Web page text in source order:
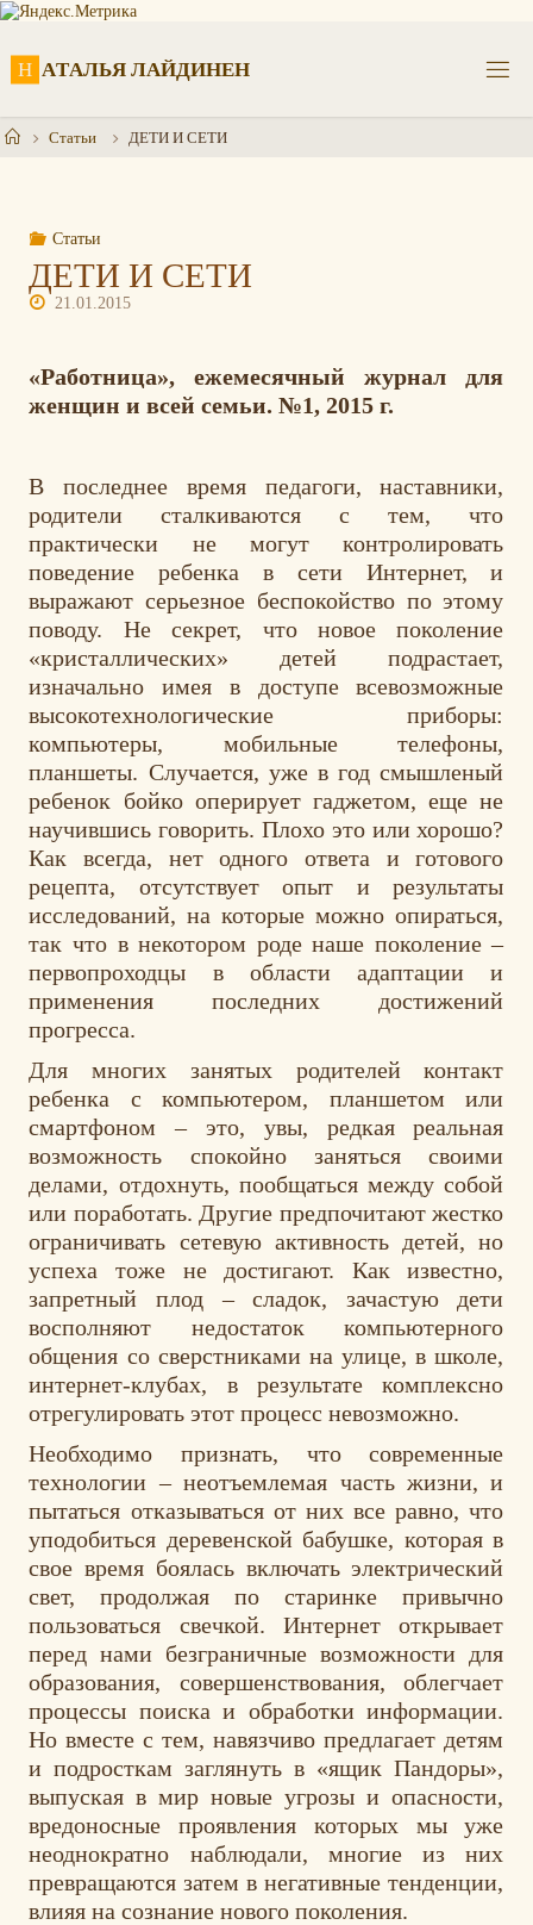
Перейти
Н АТАЛЬЯ ЛАЙДИНЕН
ГлавнаяСтатьи ДЕТИ И СЕТИ
Статьи
ДЕТИ И СЕТИ
21.01.2015
«Работница», ежемесячный журнал для
женщин и всей семьи. №1, 2015 г.
В последнее время педагоги, наставники,
родители сталкиваются с тем, что
практически не могут контролировать
поведение ребенка в сети Интернет, и
выражают серьезное беспокойство по этому
поводу. Не секрет, что новое поколение
«кристаллических» детей подрастает,
изначально имея в доступе всевозможные
высокотехнологические приборы:
компьютеры, мобильные телефоны,
планшеты. Случается, уже в год смышленый
ребенок бойко оперирует гаджетом, еще не
научившись говорить. Плохо это или хорошо?
Как всегда, нет одного ответа и готового
рецепта, отсутствует опыт и результаты
исследований, на которые можно опираться,
так что в некотором роде наше поколение –
первопроходцы в области адаптации и
применения последних достижений
прогресса.
Для многих занятых родителей контакт
ребенка с компьютером, планшетом или
смартфоном – это, увы, редкая реальная
возможность спокойно заняться своими
делами, отдохнуть, пообщаться между собой
или поработать. Другие предпочитают жестко
ограничивать сетевую активность детей, но
успеха тоже не достигают. Как известно,
запретный плод – сладок, зачастую дети
восполняют недостаток компьютерного
общения со сверстниками на улице, в школе,
интернет-клубах, в результате комплексно
отрегулировать этот процесс невозможно.
Необходимо признать, что современные
технологии – неотъемлемая часть жизни, и
пытаться отказываться от них все равно, что
уподобиться деревенской бабушке, которая в
свое время боялась включать электрический
свет, продолжая по старинке привычно
пользоваться свечкой. Интернет открывает
перед нами безграничные возможности для
образования, совершенствования, облегчает
процессы поиска и обработки информации.
Но вместе с тем, навязчиво предлагает детям
и подросткам заглянуть в «ящик Пандоры»,
выпуская в мир новые угрозы и опасности,
вредоносные проявления которых мы уже
неоднократно наблюдали, многие из них
превращаются затем в негативные тенденции,
влияя на сознание нового поколения.